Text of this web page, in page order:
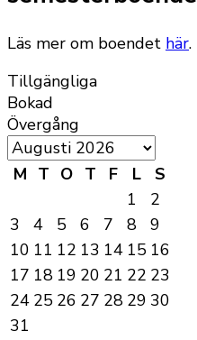
Läs mer om boendet här.
Tillgängliga
Bokad
Övergång
M T O T F L
S
1
2
3
4 5 6 7 8
9
10 11 12 13 14 15 16
17 18 19 20 21 22 23
24 25 26 27 28 29 30
31